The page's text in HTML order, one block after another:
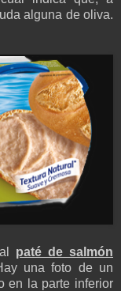
alguna de oliva.
paté de salmón
una foto de un
en la parte inferior